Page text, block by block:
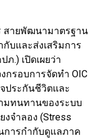
สายพัฒนามาตรฐาน
บและส่งเสริมการ
.) เปิดเผยว่า
กรอบการจัดทำ OIC
ประกันชีวิตและ
มทนทานของระบบ
จำลอง (Stress
การกำกับดูแลภาค